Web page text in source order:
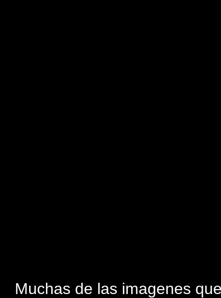
Muchas de las imagenes